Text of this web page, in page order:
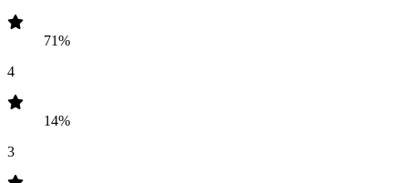
71%
4
14%
3